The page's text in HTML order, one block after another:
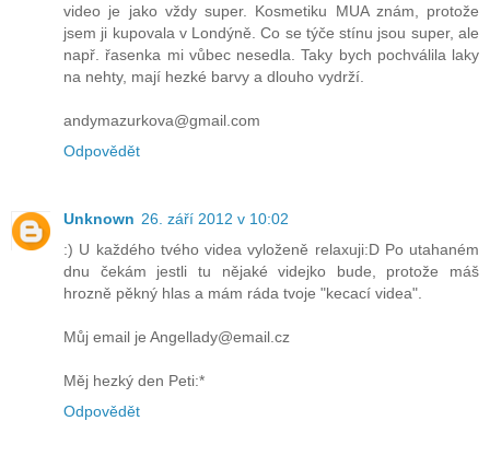
video je jako vždy super. Kosmetiku MUA znám, protože
jsem ji kupovala v Londýně. Co se týče stínu jsou super, ale
např. řasenka mi vůbec nesedla. Taky bych pochválila laky
na nehty, mají hezké barvy a dlouho vydrží.
andymazurkova@gmail.com
Odpovědět
Unknown 26. září 2012 v 10:02
:) U každého tvého videa vyloženě relaxuji:D Po utahaném
dnu čekám jestli tu nějaké videjko bude, protože máš
hrozně pěkný hlas a mám ráda tvoje "kecací videa".
Můj email je Angellady@email.cz
Měj hezký den Peti:*
Odpovědět